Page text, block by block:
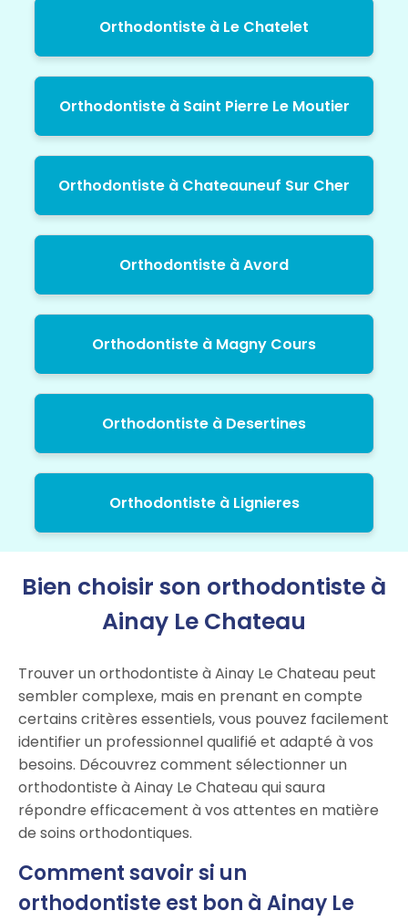
Orthodontiste à Le Chatelet
Orthodontiste à Saint Pierre Le Moutier
Orthodontiste à Chateauneuf Sur Cher
Orthodontiste à Avord
Orthodontiste à Magny Cours
Orthodontiste à Desertines
Orthodontiste à Lignieres
Bien choisir son orthodontiste à
Ainay Le Chateau
Trouver un orthodontiste à Ainay Le Chateau peut
sembler complexe, mais en prenant en compte
certains critères essentiels, vous pouvez facilement
identifier un professionnel qualifié et adapté à vos
besoins. Découvrez comment sélectionner un
orthodontiste à Ainay Le Chateau qui saura
répondre efficacement à vos attentes en matière
de soins orthodontiques.
Comment savoir si un
orthodontiste est bon à Ainay Le